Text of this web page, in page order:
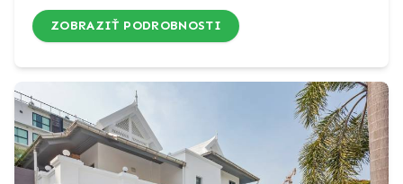
ZOBRAZIŤ PODROBNOSTI